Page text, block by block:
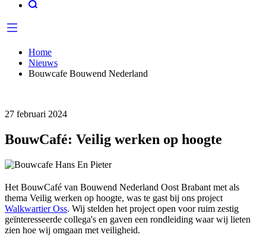
Home
Nieuws
Bouwcafe Bouwend Nederland
27 februari 2024
BouwCafé: Veilig werken op hoogte
Het BouwCafé van Bouwend Nederland Oost Brabant met als
thema Veilig werken op hoogte, was te gast bij ons project
Walkwartier Oss. Wij stelden het project open voor ruim zestig
geïnteresseerde collega's en gaven een rondleiding waar wij lieten
zien hoe wij omgaan met veiligheid.